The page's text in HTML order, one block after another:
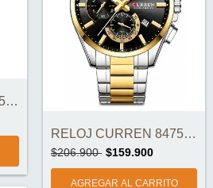
RELOJ CURREN 8475-5 ORIGINAL
RELOJ CURREN 8475-4 ORIGINAL
$206.900 $159.900